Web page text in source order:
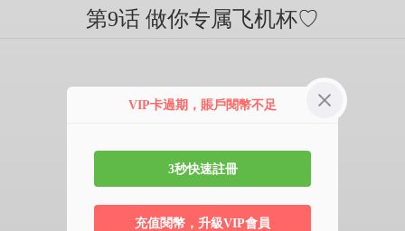
第9话 做你专属飞机杯♡
VIP卡過期，賬戶閱幣不足
3秒快速註冊
充值閱幣，升級VIP會員